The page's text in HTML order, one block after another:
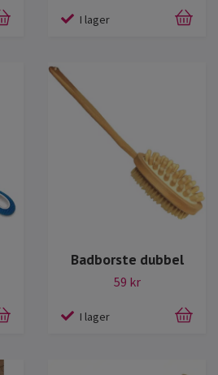
I lager
Badborste dubbel
59 kr
I lager